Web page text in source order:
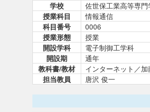
学校
佐世保工業高等専門
授業科目
情報通信
科目番号
0006
授業形態
授業
開設学科
電子制御工学科
開設期
通年
教科書/教材
インターネット／
担当教員
唐沢 俊一